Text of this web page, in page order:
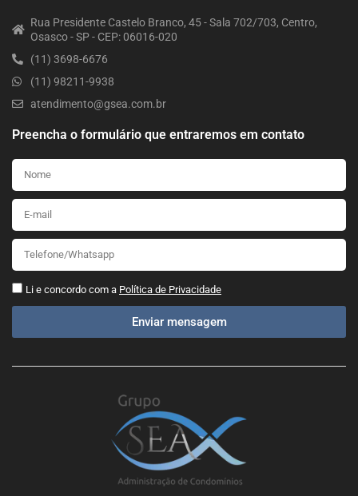
Rua Presidente Castelo Branco, 45 - Sala 702/703, Centro,
Osasco - SP - CEP: 06016-020
(11) 3698-6676
(11) 98211-9938
atendimento@gsea.com.br
Preencha o formulário que entraremos em contato
Li e concordo com a Política de Privacidade
Enviar mensagem